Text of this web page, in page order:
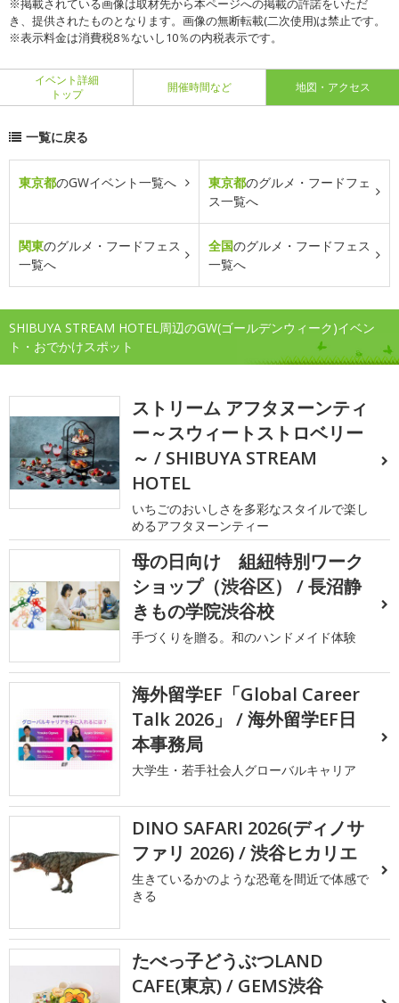
※掲載されている画像は取材先から本ページへの掲載の許諾をいただ
き、提供されたものとなります。画像の無断転載(二次使用)は禁止です。
※表示料金は消費税8％ないし10％の内税表示です。
イベント詳細
トップ
開催時間など 地図・アクセス
一覧に戻る
東京都のGWイベント一覧へ 東京都のグルメ・フードフェ
ス一覧へ
関東のグルメ・フードフェス
一覧へ
全国のグルメ・フードフェス
一覧へ
SHIBUYA STREAM HOTEL周辺のGW(ゴールデンウィーク)イベン
ト・おでかけスポット
ストリーム アフタヌーンティ
ー～スウィートストロベリー
～ / SHIBUYA STREAM
HOTEL
いちごのおいしさを多彩なスタイルで楽し
めるアフタヌーンティー
母の日向け 組紐特別ワーク
ショップ（渋谷区） / 長沼静
きもの学院渋谷校
手づくりを贈る。和のハンドメイド体験
海外留学EF「Global Career
Talk 2026」 / 海外留学EF日
本事務局
大学生・若手社会人グローバルキャリア
DINO SAFARI 2026(ディノサ
ファリ 2026) / 渋谷ヒカリエ
生きているかのような恐竜を間近で体感で
きる
たべっ子どうぶつLAND
CAFE(東京) / GEMS渋谷